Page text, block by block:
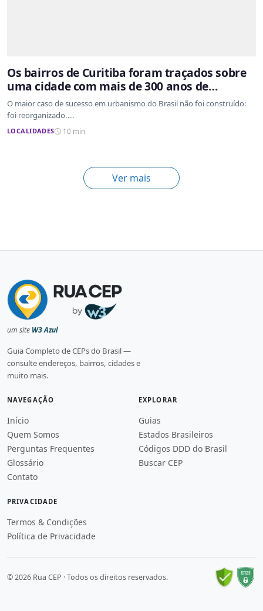
Os bairros de Curitiba foram traçados sobre
uma cidade com mais de 300 anos de
ocupação desordenada
O maior caso de sucesso em urbanismo do Brasil não foi construído:
foi reorganizado....
LOCALIDADES 10 min
Ver mais
um site W3 Azul
Guia Completo de CEPs do Brasil —
consulte endereços, bairros, cidades e
muito mais.
NAVEGAÇÃO
Início
Quem Somos
Perguntas Frequentes
Glossário
Contato
EXPLORAR
Guias
Estados Brasileiros
Códigos DDD do Brasil
Buscar CEP
PRIVACIDADE
Termos & Condições
Política de Privacidade
© 2026 Rua CEP · Todos os direitos reservados.